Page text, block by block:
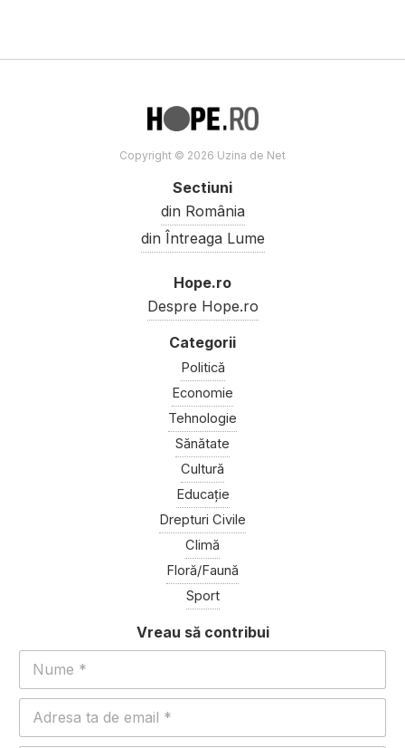
Copyright © 2026 Uzina de Net
Sectiuni
din România
din Întreaga Lume
Hope.ro
Despre Hope.ro
Politică
Economie
Tehnologie
Sănătate
Cultură
Educație
Drepturi Civile
Climă
Floră/Faună
Sport